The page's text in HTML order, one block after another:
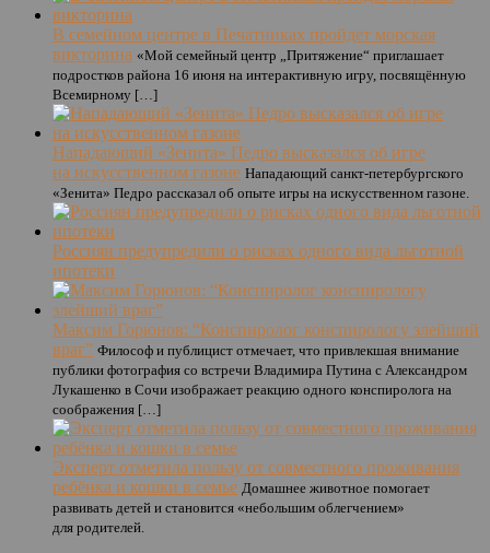
В семейном центре в Печатниках пройдет морская
викторина «Мой семейный центр „Притяжение“ приглашает
подростков района 16 июня на интерактивную игру, посвящённую
Всемирному […]
Нападающий «Зенита» Педро высказался об игре
на искусственном газоне Нападающий санкт-петербургского
«Зенита» Педро рассказал об опыте игры на искусственном газоне.
Россиян предупредили о рисках одного вида льготной
ипотеки
Максим Горюнов: “Конспиролог конспирологу злейший
враг” Философ и публицист отмечает, что привлекшая внимание
публики фотография со встречи Владимира Путина с Александром
Лукашенко в Сочи изображает реакцию одного конспиролога на
соображения […]
Эксперт отметила пользу от совместного проживания
ребёнка и кошки в семье Домашнее животное помогает
развивать детей и становится «небольшим облегчением»
для родителей.